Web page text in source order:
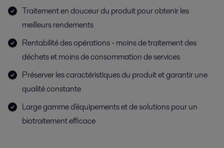
Traitement en douceur du produit pour obtenir les
meilleurs rendements
Rentabilité des opérations - moins de traitement des
déchets et moins de consommation de services
Préserver les caractéristiques du produit et garantir une
qualité constante
Large gamme d'équipements et de solutions pour un
biotraitement efficace